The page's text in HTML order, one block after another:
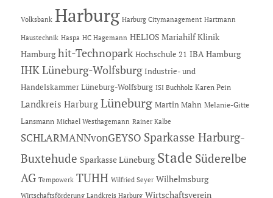
Volksbank Harburg Harburg Citymanagement Hartmann
Haustechnik Haspa HC Hagemann HELIOS Mariahilf Klinik
Hamburg hit-Technopark Hochschule 21 IBA Hamburg
IHK Lüneburg-Wolfsburg Industrie- und
Handelskammer Lüneburg-Wolfsburg ISI Buchholz Karen Pein
Landkreis Harburg Lüneburg Martin Mahn Melanie-Gitte
Lansmann Michael Westhagemann Rainer Kalbe
SCHLARMANNvonGEYSO Sparkasse Harburg-
Buxtehude Sparkasse Lüneburg Stade Süderelbe
AG Tempowerk TUHH Wilfried Seyer Wilhelmsburg
Wirtschaftsförderung Landkreis Harburg Wirtschaftsverein